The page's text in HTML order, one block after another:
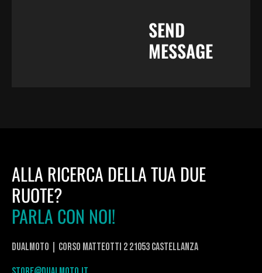
SEND
MESSAGE
ALLA RICERCA DELLA TUA DUE
RUOTE?
PARLA CON NOI!
DualMoto | corso Matteotti 2 21053 Castellanza